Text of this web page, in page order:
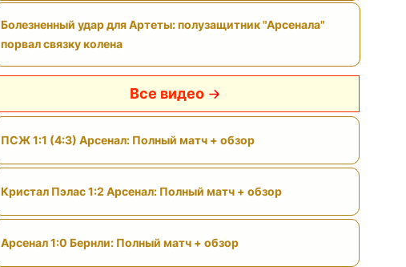
Болезненный удар для Артеты: полузащитник "Арсенала"
порвал связку колена
Все видео
ПСЖ 1:1 (4:3) Арсенал: Полный матч + обзор
Кристал Пэлас 1:2 Арсенал: Полный матч + обзор
Арсенал 1:0 Бернли: Полный матч + обзор